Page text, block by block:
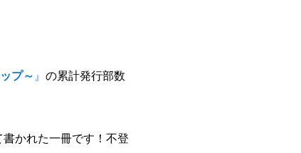
プ～ 』 の累計発行部数
かれた一冊です！不登